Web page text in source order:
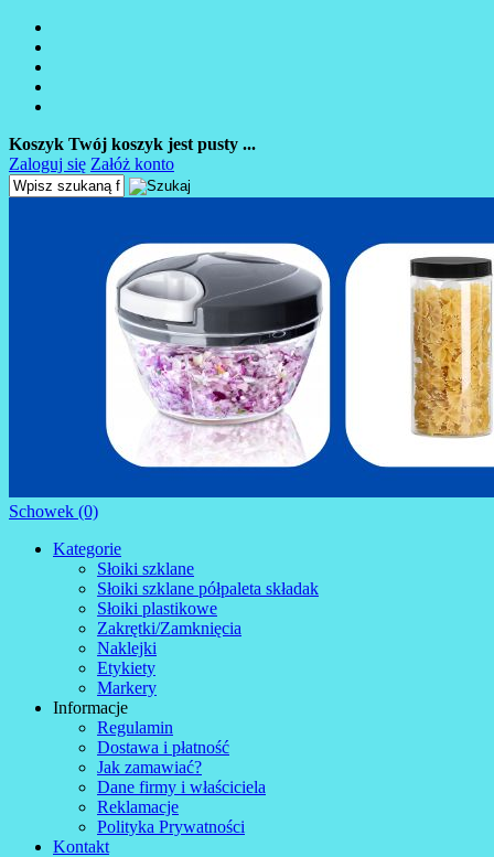
Koszyk Twój koszyk jest pusty ...
Zaloguj się Załóż konto
Schowek (0)
Kategorie
Słoiki szklane
Słoiki szklane półpaleta składak
Słoiki plastikowe
Zakrętki/Zamknięcia
Naklejki
Etykiety
Markery
Informacje
Regulamin
Dostawa i płatność
Jak zamawiać?
Dane firmy i właściciela
Reklamacje
Polityka Prywatności
Kontakt